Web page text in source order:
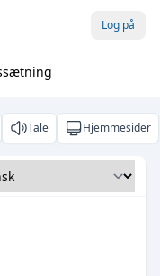
Log på
Tale Hjemmesider